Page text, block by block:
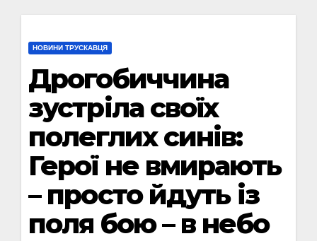
НОВИНИ ТРУСКАВЦЯ
Дрогобиччина
зустріла своїх
полеглих синів:
Герої не вмирають
– просто йдуть із
поля бою – в небо